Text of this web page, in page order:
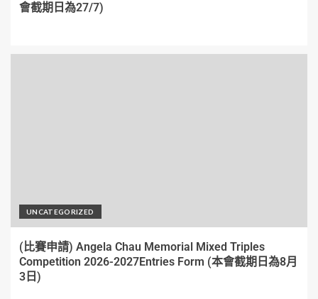
會截期日為27/7)
UNCATEGORIZED
(比賽申請) Angela Chau Memorial Mixed Triples
Competition 2026-2027Entries Form (本會截期日為8月
3日)